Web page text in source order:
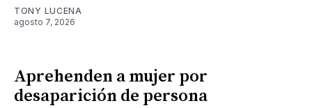
TONY LUCENA
agosto 7, 2026
Aprehenden a mujer por
desaparición de persona